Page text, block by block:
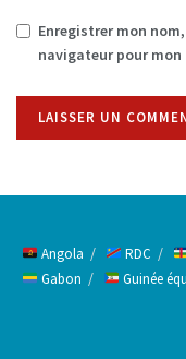
Enregistrer mon
navigateur pour
Angola RDC
Gabon
Guinée